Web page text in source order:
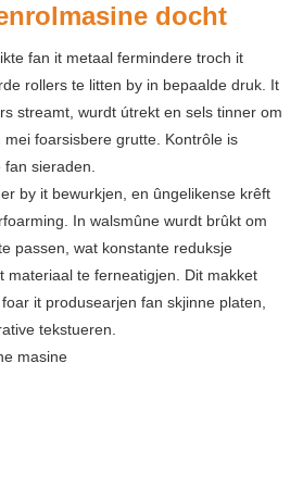
docht
fan it metaal fermindere troch it
rollers te litten by in bepaalde druk. It
streamt, wurdt útrekt en sels tinner om
foarsisbere grutte. Kontrôle is
fan sieraden.
by it bewurkjen, en ûngelikense krêft
In walsmûne wurdt brûkt om
passen, wat konstante reduksje
materiaal te ferneatigjen. Dit makket
it produsearjen fan skjinne platen,
tekstueren.